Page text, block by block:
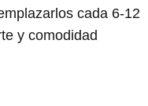
cada 6-12
y comodidad